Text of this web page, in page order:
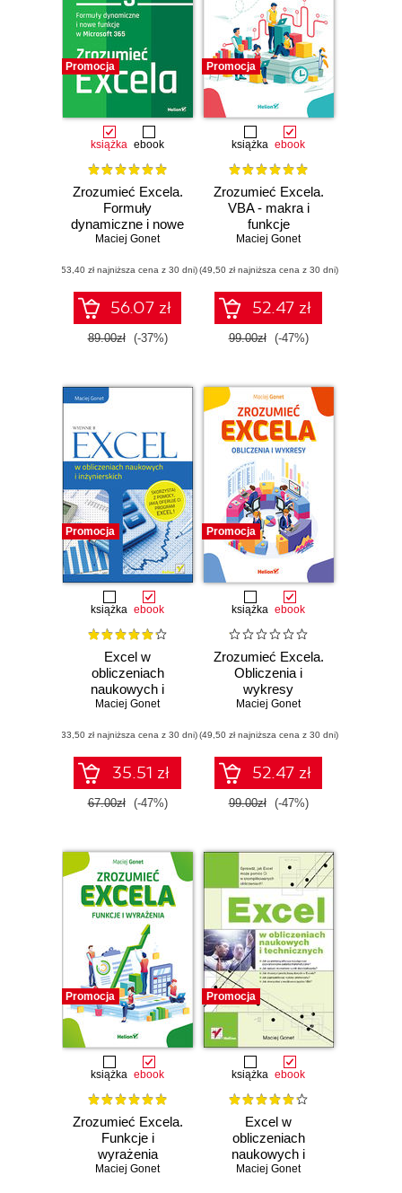
Promocja
książka ebook
Zrozumieć Excela.
Formuły
dynamiczne i nowe
funkcje w
Maciej Gonet
(53,40 zł najniższa cena z 30 dni)
56.07 zł
89.00zł (-37%)
Promocja
książka ebook
Zrozumieć Excela.
VBA - makra i
funkcje
Maciej Gonet
(49,50 zł najniższa cena z 30 dni)
52.47 zł
99.00zł (-47%)
Promocja
książka ebook
Excel w
obliczeniach
naukowych i
inżynierskich.
Maciej Gonet
(33,50 zł najniższa cena z 30 dni)
35.51 zł
67.00zł (-47%)
Promocja
książka ebook
Zrozumieć Excela.
Obliczenia i
wykresy
Maciej Gonet
(49,50 zł najniższa cena z 30 dni)
52.47 zł
99.00zł (-47%)
Promocja
książka ebook
Zrozumieć Excela.
Funkcje i
wyrażenia
Maciej Gonet
Promocja
książka ebook
Excel w
obliczeniach
naukowych i
technicznych
Maciej Gonet